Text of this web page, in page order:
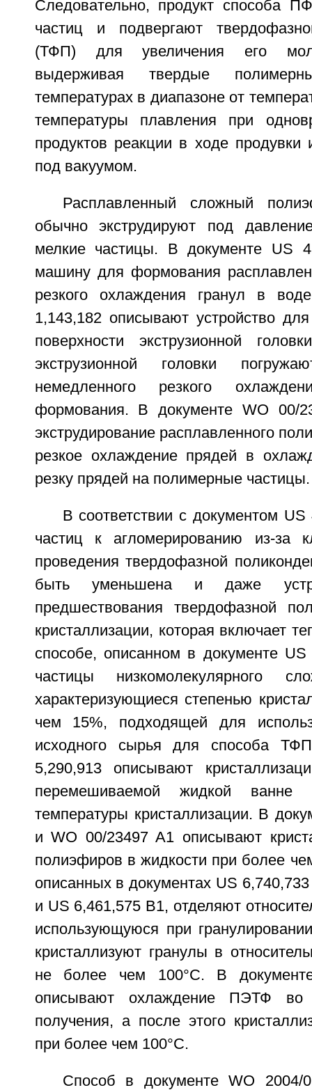
Следовательно, продукт способа
частиц и подвергают
(ТФП) для увеличения его
выдерживая твердые
температурах в диапазоне от
температуры плавления при
продуктов реакции в ходе
под вакуумом.
Расплавленный сложный
обычно экструдируют под
мелкие частицы. В документе US
машину для формования
резкого охлаждения гранул в
1,143,182 описывают устройство
поверхности экструзионной
экструзионной головки
немедленного резкого
формования. В документе WO 00/
экструдирование расплавленного
резкое охлаждение прядей в
резку прядей на полимерные частицы.
В соответствии с документом US
частиц к агломерированию из-за
проведения твердофазной
быть уменьшена и даже
предшествования твердофазной
кристаллизации, которая включает
способе, описанном в документе
частицы низкомолекулярного
характеризующиеся степенью
чем 15%, подходящей для
исходного сырья для способа
5,290,913 описывают
перемешиваемой жидкой
температуры кристаллизации. В
и WO 00/23497 A1 описывают
полиэфиров в жидкости при более
описанных в документах US
и US 6,461,575 B1, отделяют
использующуюся при
кристаллизуют гранулы в
не более чем 100°С. В
описывают охлаждение ПЭТФ
получения, а после этого
при более чем 100°С.
Способ в документе WO 2004/